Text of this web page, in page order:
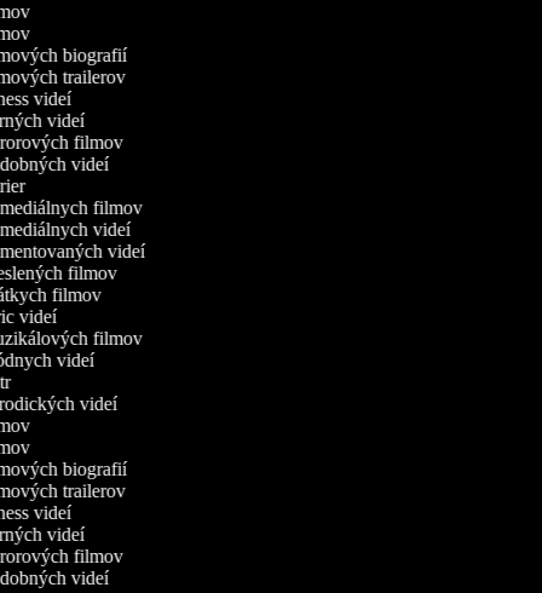
biografií
trailerov
videí
videí
filmov
videí
filmov
videí
videí
filmov
filmov
videí
filmov
videí
videí
biografií
trailerov
videí
videí
filmov
videí